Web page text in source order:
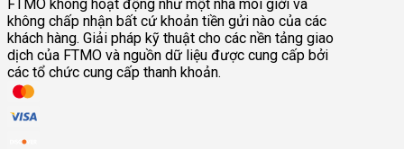
FTMO không hoạt động như một nhà môi giới và
không chấp nhận bất cứ khoản tiền gửi nào của các
khách hàng. Giải pháp kỹ thuật cho các nền tảng giao
dịch của FTMO và nguồn dữ liệu được cung cấp bởi
các tổ chức cung cấp thanh khoản.